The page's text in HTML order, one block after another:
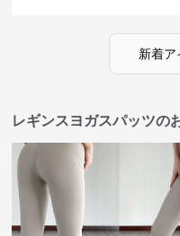
新着ア
レギンスヨガスパッツの